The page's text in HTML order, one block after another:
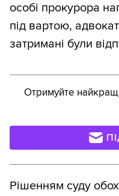
особі прокурора
під вартою,
затримані були
Отримуйте
Рішенням суду обох